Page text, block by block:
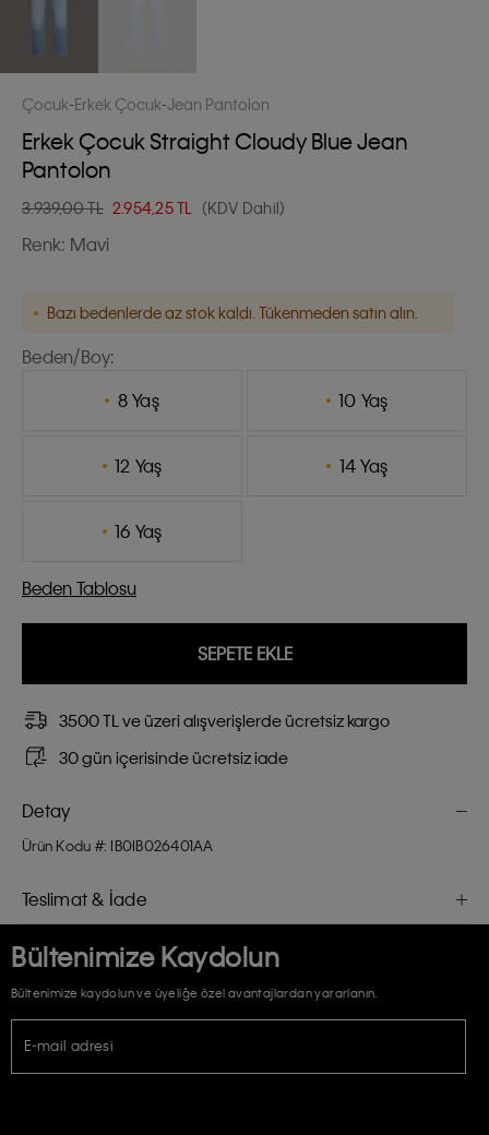
Çocuk Erkek Çocuk Jean Pantolon
Erkek Çocuk Straight Cloudy Blue Jean
Pantolon
3.939,00 TL 2.954,25TL (KDV Dahil)
Renk: Mavi
Bazı bedenlerde az stok kaldı. Tükenmeden satın alın.
Beden/Boy:
8 Yaş
10 Yaş
12 Yaş 14 Yaş
16 Yaş
Beden Tablosu
SEPETE EKLE
3500 TL ve üzeri alışverişlerde ücretsiz kargo
30 gün içerisinde ücretsiz iade
Detay
Ürün Kodu #: IB0IB026401AA
Teslimat & İade
Bültenimize Kaydolun
Bültenimize kaydolun ve üyeliğe özel avantajlardan yararlanın.
E-mail adresi